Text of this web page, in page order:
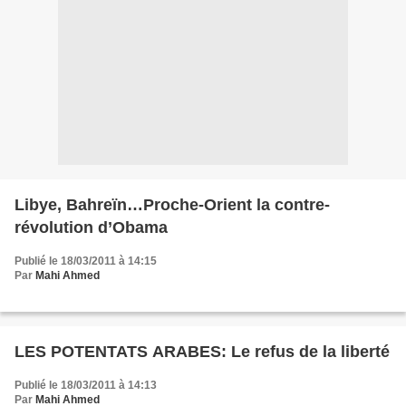
Libye, Bahreïn…Proche-Orient la contre-
révolution d’Obama
Publié le 18/03/2011 à 14:15
Par Mahi Ahmed
LES POTENTATS ARABES: Le refus de la liberté
Publié le 18/03/2011 à 14:13
Par Mahi Ahmed